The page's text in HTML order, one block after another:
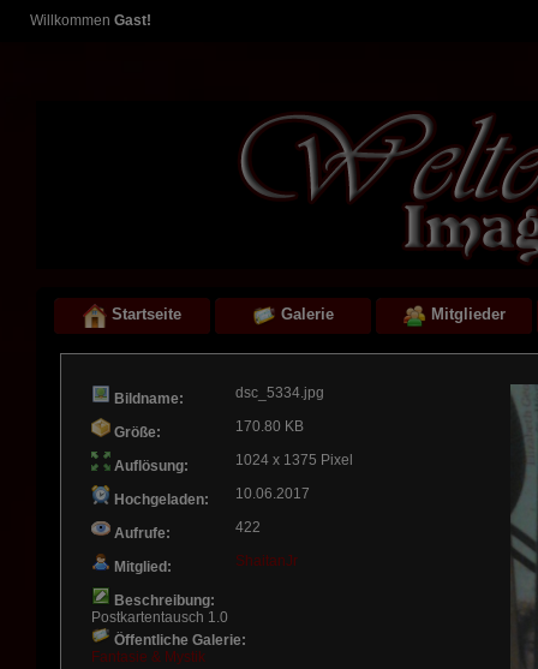
Willkommen Gast!
Startseite Galerie Mitglieder
Bildname: dsc_5334.jpg
Größe: 170.80 KB
Auflösung: 1024 x 1375 Pixel
Hochgeladen: 10.06.2017
Aufrufe: 422
Mitglied: ShaitanJr
Beschreibung:
Postkartentausch 1.0
Öffentliche Galerie:
Fantasie & Mystik